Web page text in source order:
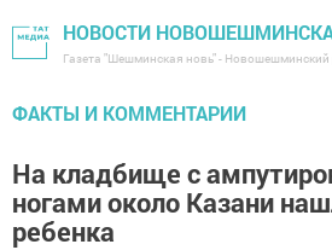
НОВОСТИ
Газета "Шешминская новь" - Новошешминский
ФАКТЫ И КОММЕНТАРИИ
На кладбище с
ногами около Казани
ребенка